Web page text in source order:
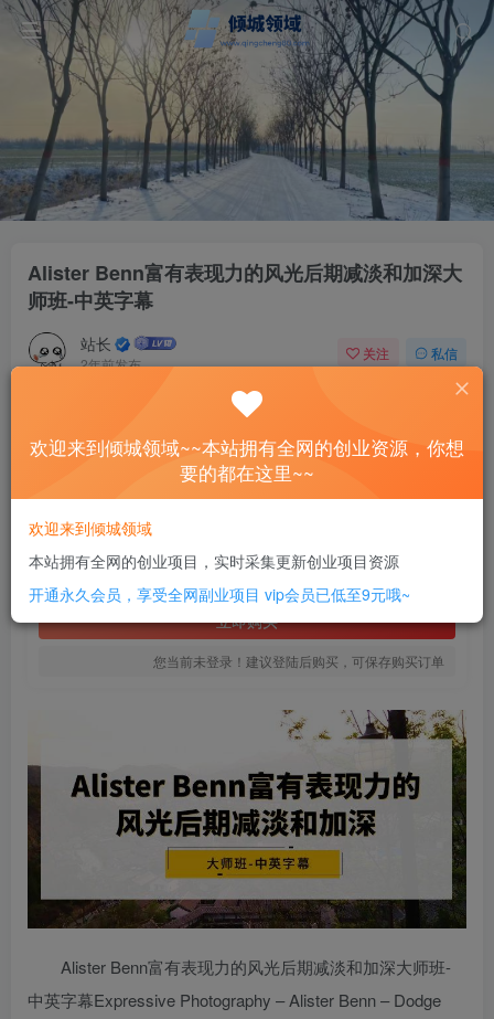
Alister Benn富有表现力的风光后期减淡和加深大
师班-中英字幕
站长
2年前发布
关注 私信
Alister Benn富有表现力的风光后期减淡和加深大师班-中英字幕
此内容为付费资源，请付费后查看
SVIP全站会员 免费
立即购买
您当前未登录！建议登陆后购买，可保存购买订单
Alister Benn富有表现力的风光后期减淡和加深大师班-
中英字幕Expressive Photography – Alister Benn – Dodge
欢迎来到倾城领域~~本站拥有全网的创业资源，你想
要的都在这里~~
欢迎来到倾城领域
本站拥有全网的创业项目，实时采集更新创业项目资源
开通永久会员，享受全网副业项目 vip会员已低至9元哦~